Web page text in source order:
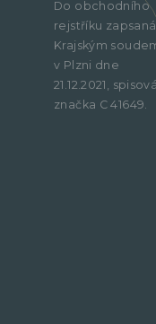
Do obchodního
rejstříku zapsaná
Krajským
v Plzni dne
21.12.2021, spisová
značka C 41649.